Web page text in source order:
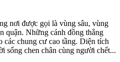
nơi được gọi là vùng sâu, vùng
quận. Những cánh đồng thẳng
các chung cư cao tầng. Diện tích
sống chen chân cùng người chết...